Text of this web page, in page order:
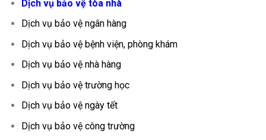
Dịch vụ bảo vệ tòa nhà
Dịch vụ bảo vệ ngân hàng
Dịch vụ bảo vệ bệnh viện, phòng khám
Dịch vụ bảo vệ nhà hàng
Dịch vụ bảo vệ trường học
Dịch vụ bảo vệ ngày tết
Dịch vụ bảo vệ công trường